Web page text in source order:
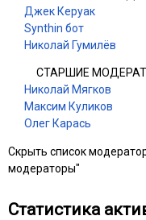
Джек Керуак
Synthin бот
Николай Гумилёв
СТАРШИЕ
Николай Мягков
Максим Куликов
Олег Карась
Скрыть список
модераторы"
Статистика